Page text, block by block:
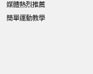
媒體熱烈推薦
簡單運動教學